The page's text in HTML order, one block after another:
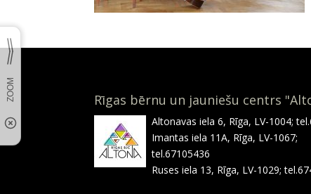
Rīgas bērnu un jauniešu centrs
Altonavas iela 6, Rīga, LV-1004;
Imantas iela 11A, Rīga, LV-1067;
tel.67105436
Ruses iela 13, Rīga, LV-1029;